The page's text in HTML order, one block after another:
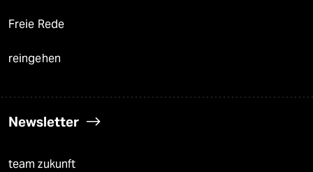
Freie Rede
reingehen
Newsletter
team zukunft